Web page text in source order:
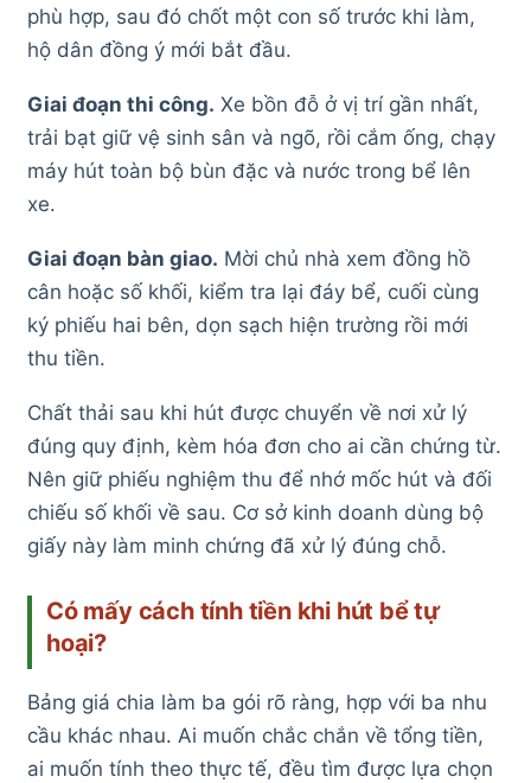
phù hợp, sau đó chốt một con số trước khi làm,
hộ dân đồng ý mới bắt đầu.
Giai đoạn thi công. Xe bồn đỗ ở vị trí gần nhất,
trải bạt giữ vệ sinh sân và ngõ, rồi cắm ống, chạy
máy hút toàn bộ bùn đặc và nước trong bể lên
xe.
Giai đoạn bàn giao. Mời chủ nhà xem đồng hồ
cân hoặc số khối, kiểm tra lại đáy bể, cuối cùng
ký phiếu hai bên, dọn sạch hiện trường rồi mới
thu tiền.
Chất thải sau khi hút được chuyển về nơi xử lý
đúng quy định, kèm hóa đơn cho ai cần chứng từ.
Nên giữ phiếu nghiệm thu để nhớ mốc hút và đối
chiếu số khối về sau. Cơ sở kinh doanh dùng bộ
giấy này làm minh chứng đã xử lý đúng chỗ.
Có mấy cách tính tiền khi hút bể tự
hoại?
Bảng giá chia làm ba gói rõ ràng, hợp với ba nhu
cầu khác nhau. Ai muốn chắc chắn về tổng tiền,
ai muốn tính theo thực tế, đều tìm được lựa chọn